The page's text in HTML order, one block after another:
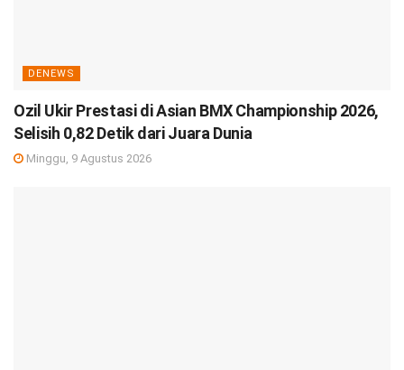
DENEWS
Ozil Ukir Prestasi di Asian BMX Championship 2026,
Selisih 0,82 Detik dari Juara Dunia
Minggu, 9 Agustus 2026